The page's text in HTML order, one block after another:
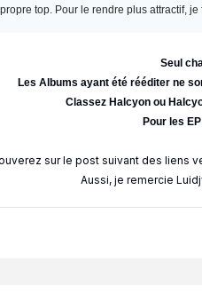
top. Pour le rendre plus attractif,
Seul
Les Albums ayant été rééditer ne
Classez Halcyon ou
Pour les
sur le post suivant des liens
Aussi, je remercie